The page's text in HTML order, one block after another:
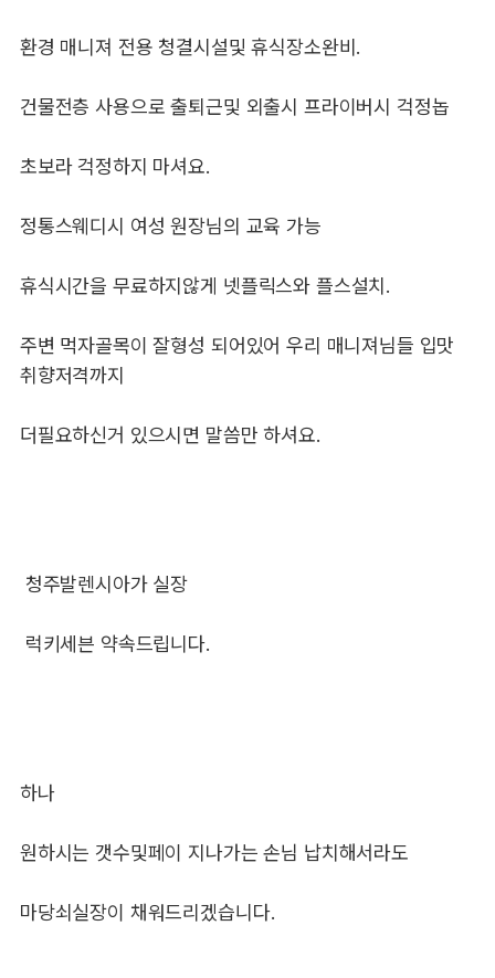
환경 매니져 전용 청결시설및 휴식장소완비.
건물전층 사용으로 출퇴근및 외출시 프라이버시 걱정놉
초보라 걱정하지 마셔요.
정통스웨디시 여성 원장님의 교육 가능
휴식시간을 무료하지않게 넷플릭스와 플스설치.
주변 먹자골목이 잘형성 되어있어 우리 매니져님들 입맛
취향저격까지
더필요하신거 있으시면 말씀만 하셔요.
청주발렌시아가 실장
럭키세븐 약속드립니다.
하나
원하시는 갯수및페이 지나가는 손님 납치해서라도
마당쇠실장이 채워드리겠습니다.